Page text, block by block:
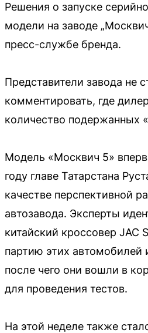
Решения о запуске
модели на заводе
пресс-службе бренда.
Представители завода не
комментировать, где
количество подержанных
Модель «Москвич 5»
году главе Татарстана
качестве перспективной
автозавода. Эксперты
китайский кроссовер JAC
партию этих автомобилей
после чего они вошли в
для проведения тестов.
На этой неделе также